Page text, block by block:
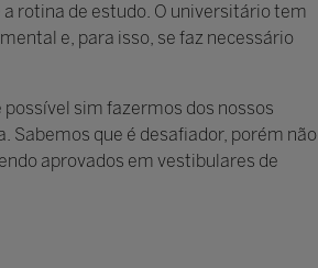
rotina de estudo. O universitário tem
e, para isso, se faz necessário
sim fazermos dos nossos
Sabemos que é desafiador, porém não
aprovados em vestibulares de